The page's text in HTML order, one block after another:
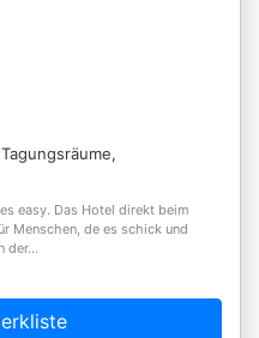
easy. Das Hotel direkt beim
Menschen, de es schick und
der...